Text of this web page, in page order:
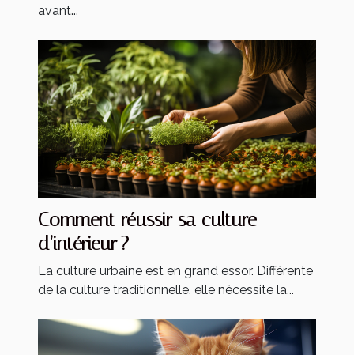
avant...
Comment réussir sa culture
d’intérieur ?
La culture urbaine est en grand essor. Différente
de la culture traditionnelle, elle nécessite la...